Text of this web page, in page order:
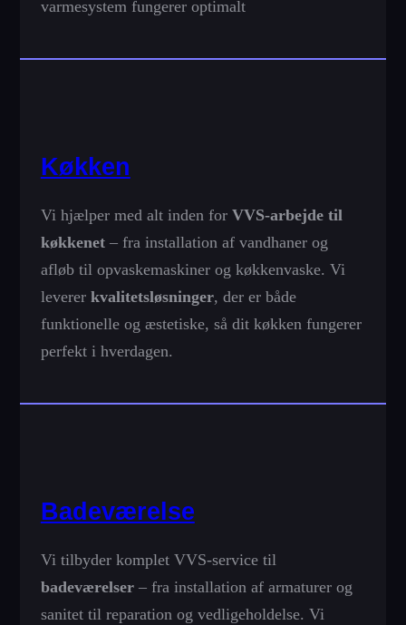
varmesystem fungerer optimalt
Køkken
Vi hjælper med alt inden for VVS-arbejde til
køkkenet– fra installation af vandhaner og
afløb til opvaskemaskiner og køkkenvaske. Vi
leverer kvalitetsløsninger, der er både
funktionelle og æstetiske, så dit køkken fungerer
perfekt i hverdagen.
Badeværelse
Vi tilbyder komplet VVS-service til
badeværelser– fra installation af armaturer og
sanitet til reparation og vedligeholdelse. Vi